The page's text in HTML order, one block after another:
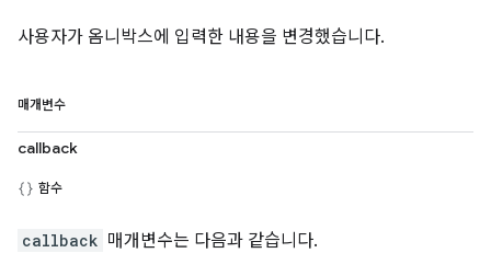
사용자가 옴니박스에 입력한 내용을 변경했습니다.
매개변수
callback
함수
callback 매개변수는 다음과 같습니다.